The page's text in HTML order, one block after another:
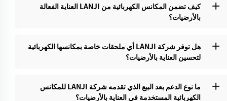
كيف تضمن المكانس الكهربائية من LANJI العناية الفعالة
بالأرضيات؟‌
هل توفر شركة LANJI أي ملحقات خاصة بمكانسها الكهربائية
لتحسين العناية بالأرضيات؟‌
ما نوع الدعم بعد البيع الذي تقدمه شركة LANJI للمكانس
الكهربائية المستخدمة في العناية بالأرضيات؟‌